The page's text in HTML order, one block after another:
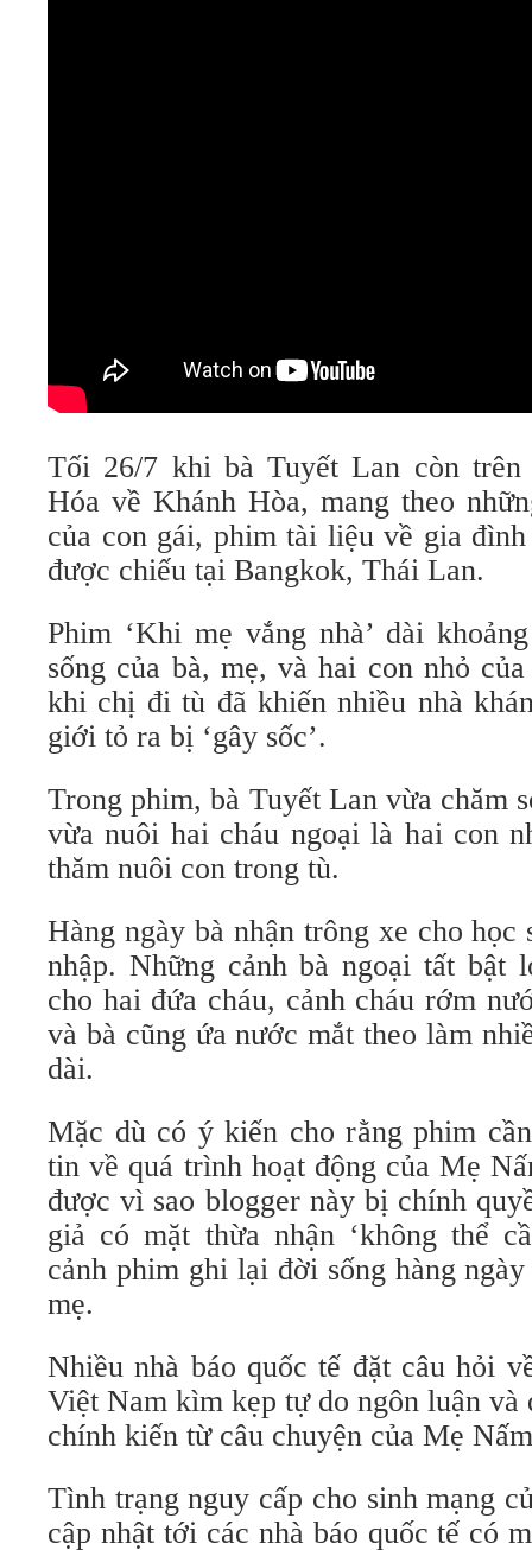
Tối 26/7 khi bà Tuyết Lan còn trên
Hóa về Khánh Hòa, mang theo
của con gái, phim tài liệu về gia
được chiếu tại Bangkok, Thái Lan.
Phim ‘Khi mẹ vắng nhà’ dài
sống của bà, mẹ, và hai con nhỏ
khi chị đi tù đã khiến nhiều nhà
giới tỏ ra bị ‘gây sốc’.
Trong phim, bà Tuyết Lan vừa chăm
vừa nuôi hai cháu ngoại là hai con
thăm nuôi con trong tù.
Hàng ngày bà nhận trông xe cho học
nhập. Những cảnh bà ngoại tất bật
cho hai đứa cháu, cảnh cháu rớm
và bà cũng ứa nước mắt theo làm
dài.
Mặc dù có ý kiến cho rằng phim
tin về quá trình hoạt động của Mẹ
được vì sao blogger này bị chính
giả có mặt thừa nhận ‘không thể
cảnh phim ghi lại đời sống hàng
mẹ.
Nhiều nhà báo quốc tế đặt câu hỏi
Việt Nam kìm kẹp tự do ngôn luận và
chính kiến từ câu chuyện của Mẹ
Tình trạng nguy cấp cho sinh mạng
cập nhật tới các nhà báo quốc tế có